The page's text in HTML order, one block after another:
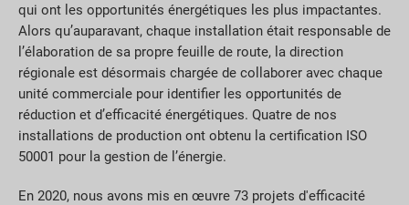
qui ont les opportunités énergétiques les plus impactantes.
Alors qu’auparavant, chaque installation était responsable de
l’élaboration de sa propre feuille de route, la direction
régionale est désormais chargée de collaborer avec chaque
unité commerciale pour identifier les opportunités de
réduction et d’efficacité énergétiques. Quatre de nos
installations de production ont obtenu la certification ISO
50001 pour la gestion de l’énergie.
En 2020, nous avons mis en œuvre 73 projets d'efficacité